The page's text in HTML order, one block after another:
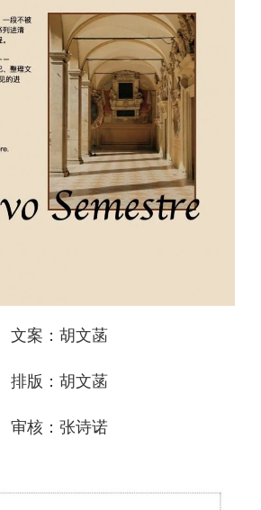
文案：胡文菡
排版：胡文菡
审核：张诗诺